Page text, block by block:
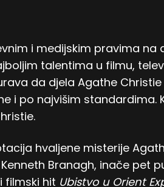
i medijskim pravima na
talentima u filmu,
da djela Agathe
i po najvišim standardima.
hvaljene misterije
Branagh, inače pet
filmski hit Ubistvo u Orient